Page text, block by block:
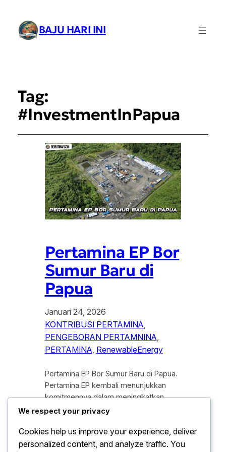
BAJU HARI INI
Tag:
#InvestmentInPapua
Pertamina EP Bor
Sumur Baru di
Papua
Januari 24, 2026
KONTRIBUSI PERTAMINA
PENGEBORAN PERTAMNINA
PERTAMINA, RenewableEnergy
Pertamina EP Bor Sumur Baru di Papua.
Pertamina EP kembali menunjukkan
komitmennya dalam meningkatkan
produksi minyak nasional dengan
wilayah Papua. Langkah ini menjadi
sorotan publik dan sektor energi karena
We respect your privacy
Cookies help us improve your experience, deliver
personalized content, and analyze traffic. You